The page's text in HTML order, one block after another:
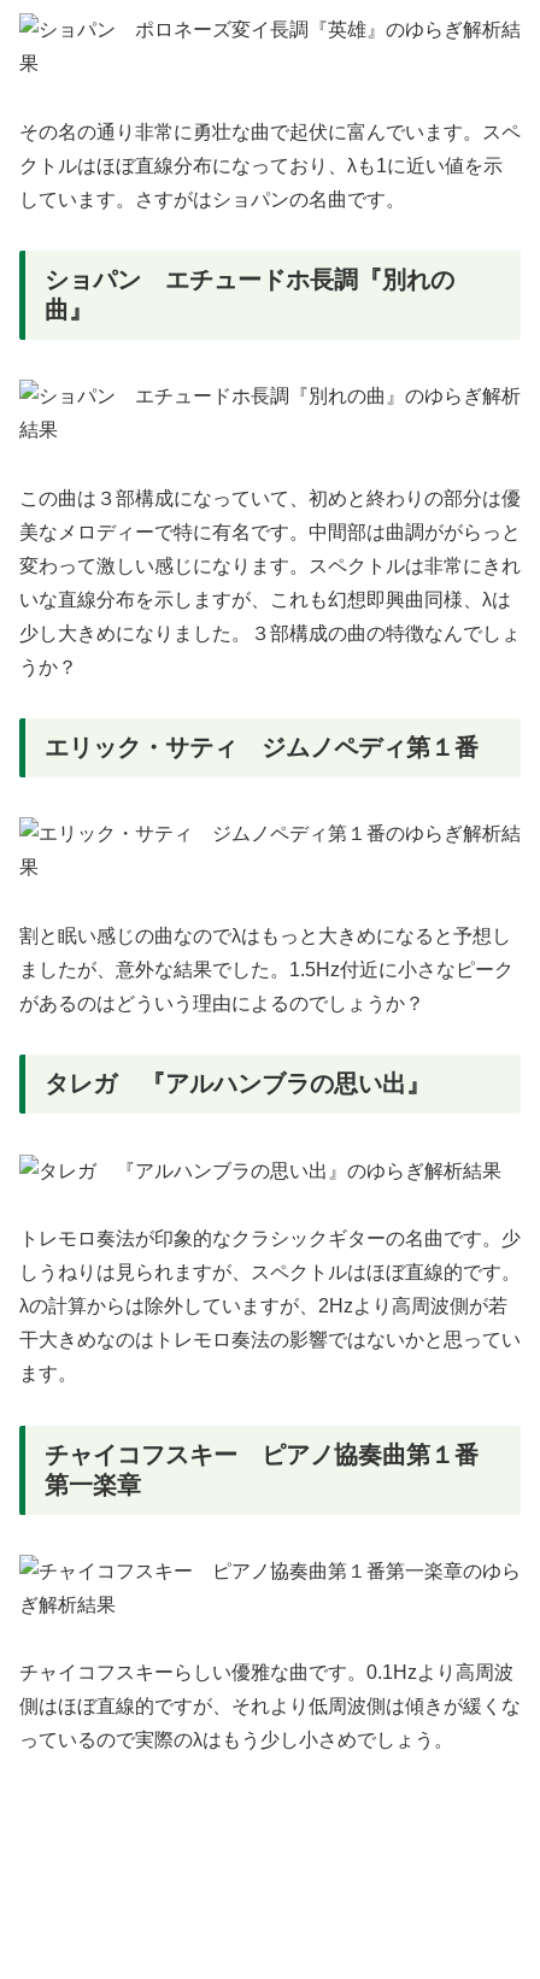
その名の通り非常に勇壮な曲で起伏に富んでいます。スペ
クトルはほぼ直線分布になっており、λも1に近い値を示
しています。さすがはショパンの名曲です。
ショパン エチュードホ長調『別れの
曲』
この曲は３部構成になっていて、初めと終わりの部分は優
美なメロディーで特に有名です。中間部は曲調ががらっと
変わって激しい感じになります。スペクトルは非常にきれ
いな直線分布を示しますが、これも幻想即興曲同様、λは
少し大きめになりました。３部構成の曲の特徴なんでしょ
うか？
エリック・サティ ジムノペディ第１番
割と眠い感じの曲なのでλはもっと大きめになると予想し
ましたが、意外な結果でした。1.5Hz付近に小さなピーク
があるのはどういう理由によるのでしょうか？
タレガ 『アルハンブラの思い出』
トレモロ奏法が印象的なクラシックギターの名曲です。少
しうねりは見られますが、スペクトルはほぼ直線的です。
λの計算からは除外していますが、2Hzより高周波側が若
干大きめなのはトレモロ奏法の影響ではないかと思ってい
ます。
チャイコフスキー ピアノ協奏曲第１番
第一楽章
チャイコフスキーらしい優雅な曲です。0.1Hzより高周波
側はほぼ直線的ですが、それより低周波側は傾きが緩くな
っているので実際のλはもう少し小さめでしょう。